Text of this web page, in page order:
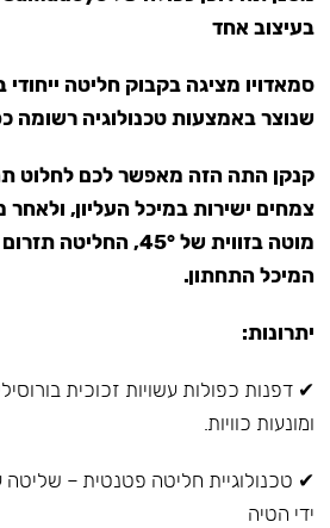
בעיצוב אחד
סמאדויו מציגה בקבוק חליטה ייחודי
שנוצר באמצעות טכנולוגיה רשומה
קנקן התה הזה מאפשר לכם לחלוט
צמחים ישירות במיכל העליון,
מוטה בזווית של 45°,
המיכל התחתון.
יתרונות:
✔ דפנות כפולות עשויות זכוכית
ומונעות כוויות.
✔ טכנולוגיית חליטה פטנטית –
ידי הטיה